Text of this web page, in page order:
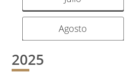
Agosto
2025